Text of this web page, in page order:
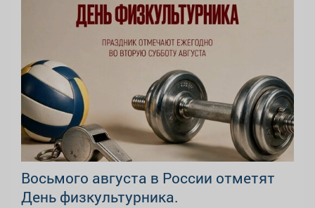
Восьмого августа в России отметят
День физкультурника.